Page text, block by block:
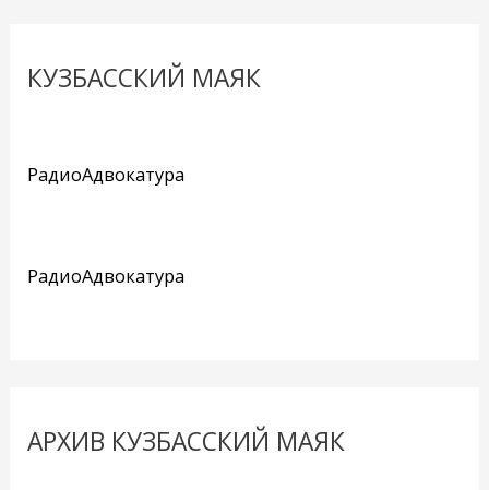
КУЗБАССКИЙ МАЯК
РадиоАдвокатура
РадиоАдвокатура
АРХИВ КУЗБАССКИЙ МАЯК